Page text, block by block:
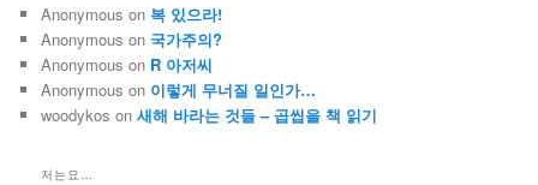
Anonymous on 복 있으라!
Anonymous on 국가주의?
Anonymous on R 아저씨
Anonymous on 이렇게 무너질 일인가…
woodykos on새해 바라는 것들 – 곱씹을 책 읽기
저는요…